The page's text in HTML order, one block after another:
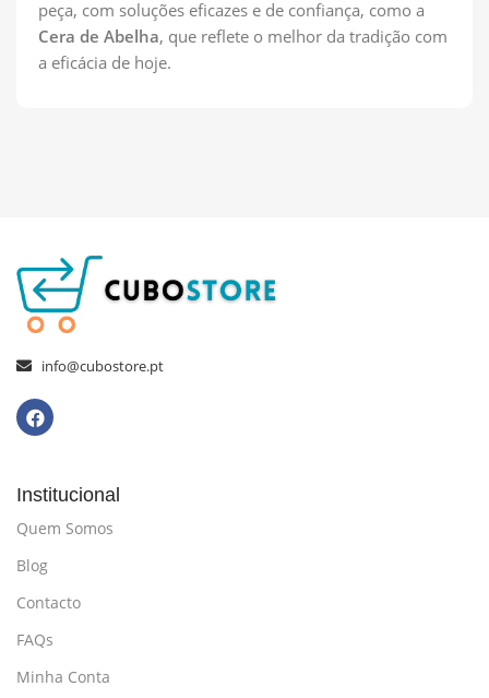
peça, com soluções eficazes e de confiança, como a
Cera de Abelha, que reflete o melhor da tradição com
a eficácia de hoje.
info@cubostore.pt
Institucional
Quem Somos
Blog
Contacto
FAQs
Minha Conta